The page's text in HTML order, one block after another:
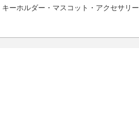
キーホルダー・マスコット・アクセサリー